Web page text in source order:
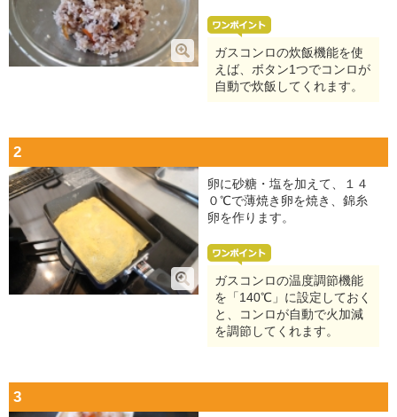
ガスコンロの炊飯機能を使
えば、ボタン1つでコンロが
自動で炊飯してくれます。
2
卵に砂糖・塩を加えて、１４
０℃で薄焼き卵を焼き、錦糸
卵を作ります。
ガスコンロの温度調節機能
を「140℃」に設定しておく
と、コンロが自動で火加減
を調節してくれます。
3